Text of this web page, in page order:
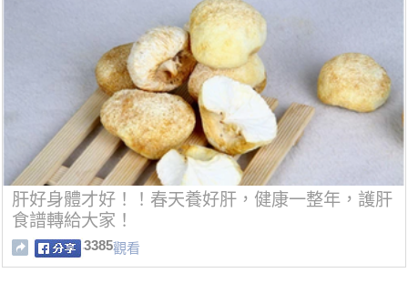
肝好身體才好！！春天養好肝，健康一整年，護肝
食譜轉給大家！
3385觀看